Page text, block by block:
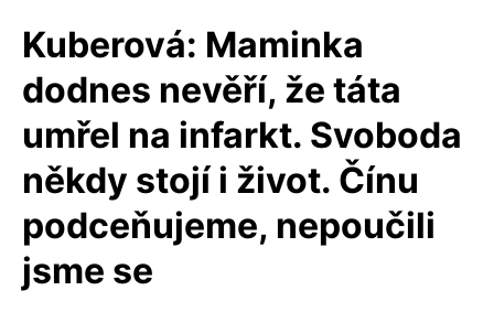
Kuberová: Maminka
dodnes nevěří, že táta
umřel na infarkt. Svoboda
někdy stojí i život. Čínu
podceňujeme, nepoučili
jsme se